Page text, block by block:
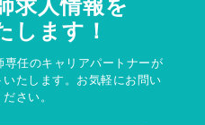
求人情報を
します！
専任のキャリアパートナーが
たします。お気軽にお問い
さい。